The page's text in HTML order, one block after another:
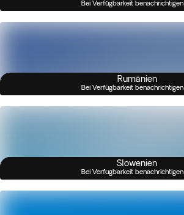
Bei Verfügbarkeit benachrichtigen
Rumänien
Bei Verfügbarkeit benachrichtigen
Slowenien
Bei Verfügbarkeit benachrichtigen